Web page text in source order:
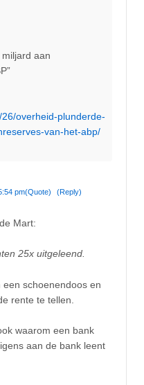
aan
overheid-plunderde-
van-het-abp/
pm(Quote) (Reply)
Mart:
25x uitgeleend.
schoenendoos en
rente te tellen.
waarom een bank
aan de bank leent